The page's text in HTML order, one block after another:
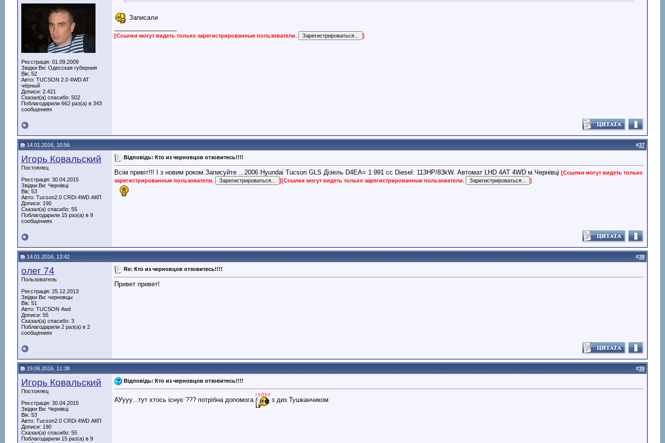
Реєстрація: 01.09.2009
Звідки Ви: Одесская губерния
Вік: 52
Авто: TUCSON 2.0 4WD AT
чёрный
Дописи: 2.421
Сказал(а) спасибо: 502
Поблагодарили 662 раз(а) в 343
сообщениях
Записали
[Ссылки могут видеть только зарегистрированные пользователи. ]
14.01.2016, 10:56 #37
Игорь Ковальский
Постоялец
Реєстрація: 30.04.2015
Звідки Ви: Чернівці
Вік: 53
Авто: Tucson2.0 CRDi 4WD АКП
Дописи: 190
Сказал(а) спасибо: 55
Поблагодарили 15 раз(а) в 9
сообщениях
Відповідь: Кто из черновцов отзовитесь!!!!
Всім привіт!!! І з новим роком.Записуйте ...2006 Hyundai Tucson GLS Дізель D4EA= 1 991 cc Diesel: 113HP/83kW. Автомат LHD 4AT 4WD м.Чернівці [Ссылки могут видеть только
зарегистрированные пользователи.
] [Ссылки могут видеть только зарегистрированные пользователи. ]
14.01.2016, 13:42 #38
олег 74
Пользователь
Реєстрація: 25.12.2013
Звідки Ви: черновцы
Вік: 51
Авто: TUCSON 4wd
Дописи: 55
Сказал(а) спасибо: 3
Поблагодарили 2 раз(а) в 2
сообщениях
Re: Кто из черновцов отзовитесь!!!!
Привет привет!
19.06.2016, 11:38 #39
Игорь Ковальский
Постоялец
Реєстрація: 30.04.2015
Звідки Ви: Чернівці
Вік: 53
Авто: Tucson2.0 CRDi 4WD АКП
Дописи: 190
Сказал(а) спасибо: 55
Поблагодарили 15 раз(а) в 9
Відповідь: Кто из черновцов отзовитесь!!!!
АУууу...тут хтось існує ??? потрібна допомога. з диз.Тушканчиком